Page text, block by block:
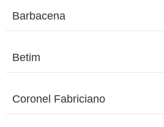
Barbacena
Betim
Coronel Fabriciano